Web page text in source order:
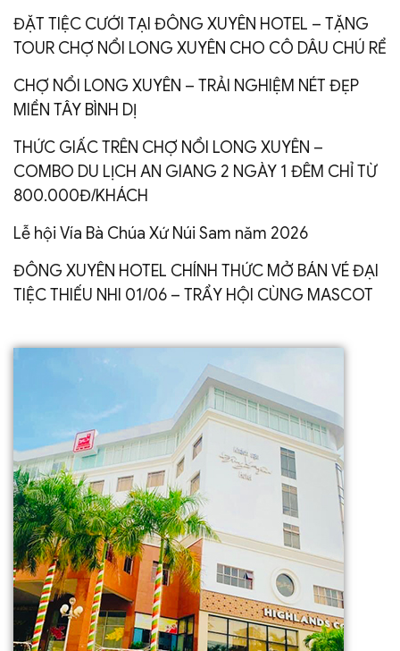
ĐẶT TIỆC CƯỚI TẠI ĐÔNG XUYÊN HOTEL – TẶNG
TOUR CHỢ NỔI LONG XUYÊN CHO CÔ DÂU CHÚ RỂ
CHỢ NỔI LONG XUYÊN – TRẢI NGHIỆM NÉT ĐẸP
MIỀN TÂY BÌNH DỊ
THỨC GIẤC TRÊN CHỢ NỔI LONG XUYÊN –
COMBO DU LỊCH AN GIANG 2 NGÀY 1 ĐÊM CHỈ TỪ
800.000Đ/KHÁCH
Lễ hội Vía Bà Chúa Xứ Núi Sam năm 2026
ĐÔNG XUYÊN HOTEL CHÍNH THỨC MỞ BÁN VÉ ĐẠI
TIỆC THIẾU NHI 01/06 – TRẨY HỘI CÙNG MASCOT